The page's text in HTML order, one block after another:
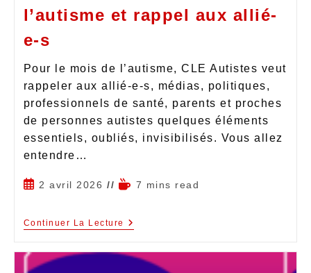
l’autisme et rappel aux allié-
e-s
Pour le mois de l’autisme, CLE Autistes veut
rappeler aux allié-e-s, médias, politiques,
professionnels de santé, parents et proches
de personnes autistes quelques éléments
essentiels, oubliés, invisibilisés. Vous allez
entendre…
2 avril 2026 7 mins read
Continuer La Lecture